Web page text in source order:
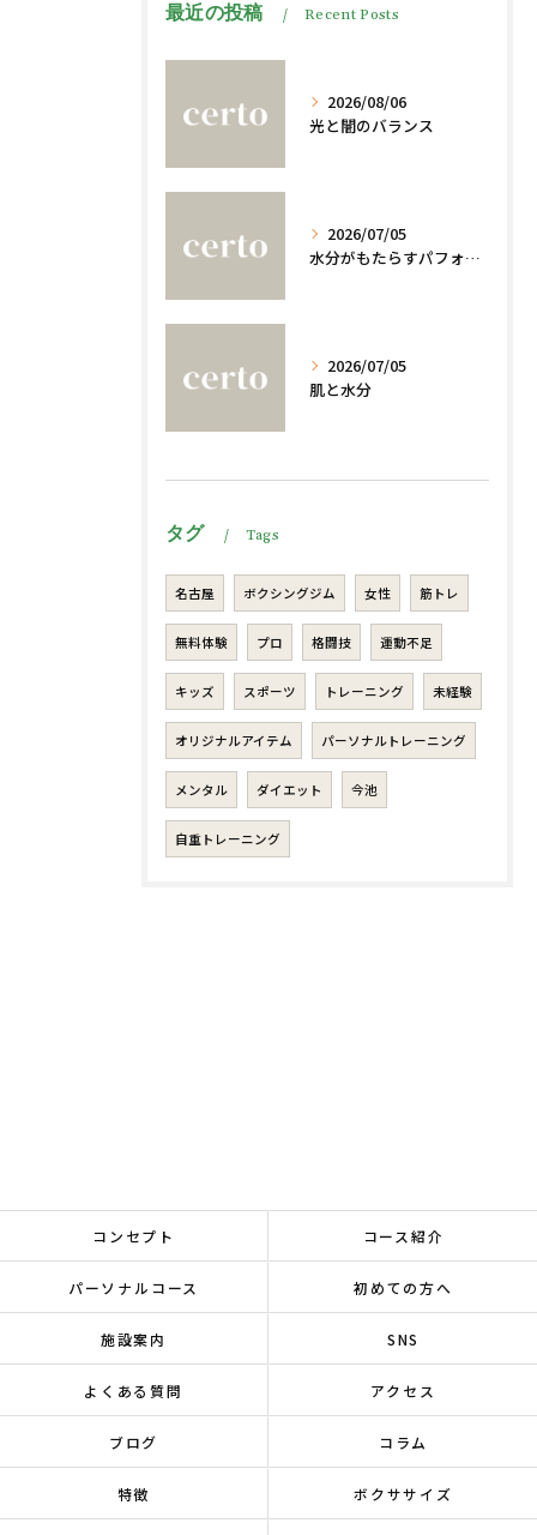
最近の投稿 Recent Posts
2026/08/06
光と闇のバランス
2026/07/05
水分がもたらすパフォーマンスへの影響
2026/07/05
肌と水分
タグ Tags
名古屋 ボクシングジム 女性 筋トレ
無料体験 プロ 格闘技 運動不足
キッズ スポーツ トレーニング 未経験
オリジナルアイテム パーソナルトレーニング
メンタル ダイエット 今池
自重トレーニング
コンセプト コース紹介
パーソナルコース 初めての方へ
施設案内 SNS
よくある質問 アクセス
ブログ コラム
特徴 ボクササイズ